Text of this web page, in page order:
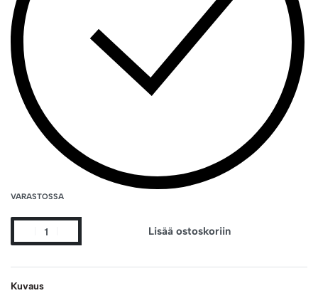
VARASTOSSA
Lisää ostoskoriin
Kuvaus